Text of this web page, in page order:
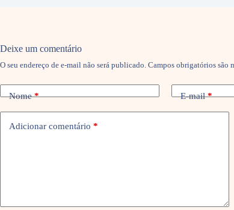
Deixe um comentário
O seu endereço de e-mail não será publicado. Campos obrigatórios são
Nome* E-mail*
Adicionar comentário *